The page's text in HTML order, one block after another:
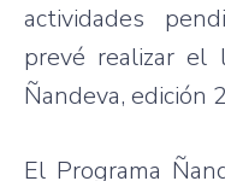
actividades
prevé realizar el
Ñandeva, edición
El Programa